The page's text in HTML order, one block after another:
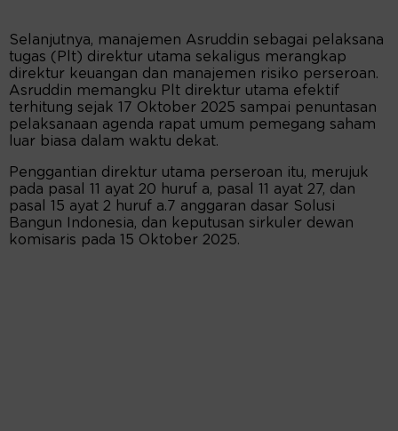
Selanjutnya, manajemen Asruddin sebagai pelaksana
tugas (Plt) direktur utama sekaligus merangkap
direktur keuangan dan manajemen risiko perseroan.
Asruddin memangku Plt direktur utama efektif
terhitung sejak 17 Oktober 2025 sampai penuntasan
pelaksanaan agenda rapat umum pemegang saham
luar biasa dalam waktu dekat.
Penggantian direktur utama perseroan itu, merujuk
pada pasal 11 ayat 20 huruf a, pasal 11 ayat 27, dan
pasal 15 ayat 2 huruf a.7 anggaran dasar Solusi
Bangun Indonesia, dan keputusan sirkuler dewan
komisaris pada 15 Oktober 2025.